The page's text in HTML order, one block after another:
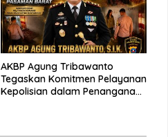
AKBP Agung Tribawanto
Tegaskan Komitmen Pelayanan
Kepolisian dalam Penanganan